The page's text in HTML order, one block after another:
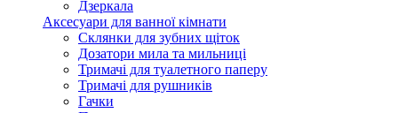
Дзеркала
Аксесуари для ванної кімнати
Склянки для зубних щіток
Дозатори мила та мильниці
Тримачі для туалетного паперу
Тримачі для рушників
Гачки